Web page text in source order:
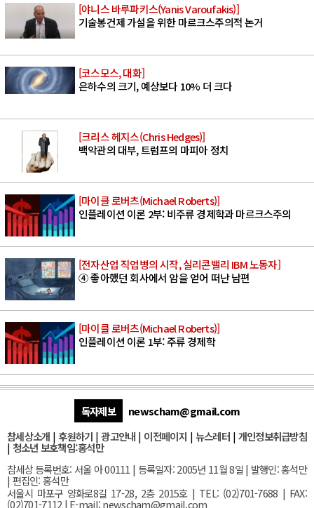
[야니스 바루파키스(Yanis Varoufakis)]
기술봉건제 가설을 위한 마르크스주의적 논거
[코스모스, 대화]
은하수의 크기, 예상보다 10% 더 크다
[크리스 헤지스(Chris Hedges)]
백악관의 대부, 트럼프의 마피아 정치
[마이클 로버츠(Michael Roberts)]
인플레이션 이론 2부: 비주류 경제학과 마르크스주의
[전자산업 직업병의 시작, 실리콘밸리 IBM 노동자]
④ 좋아했던 회사에서 암을 얻어 떠난 남편
[마이클 로버츠(Michael Roberts)]
인플레이션 이론 1부: 주류 경제학
독자제보
newscham@gmail.com
참세상소개 | 후원하기 |광고안내 | 이전페이지 | 뉴스레터| 개인정보취급방침
| 청소년 보호책임:홍석만
참세상 등록번호: 서울 아 00111 | 등록일자: 2005년 11월 8일 | 발행인: 홍석만
| 편집인: 홍석만
서울시 마포구 양화로8길 17-28, 2층 2015호| TEL: (02)701-7688 | FAX:
(02)701-7112 | E-mail:newscham@gmail.com